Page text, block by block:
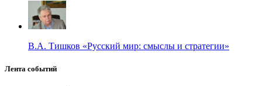
В.А. Тишков «Русский мир: смыслы и стратегии»
Лента событий